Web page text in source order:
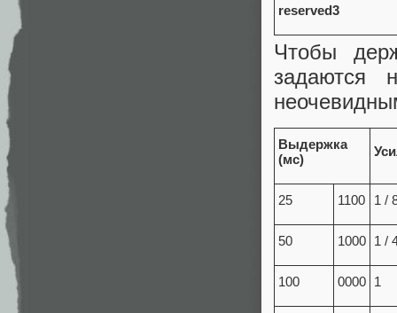
reserved3
Чтобы
задаются
Выдержка
(мс)
25 1100 1 /
50 1000 1 /
100 0000 1